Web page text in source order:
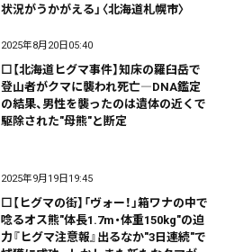
状況がうかがえる」〈北海道札幌市〉
2025年8月20日05:40
⬜【北海道ヒグマ事件】知床の羅臼岳で
登山者がクマに襲われ死亡―DNA鑑定
の結果、男性を襲ったのは遺体の近くで
駆除された"母熊"と断定
2025年9月19日19:45
⬜【ヒグマの街】「ヴォー！」箱ワナの中で
唸るオス熊"体長1.7m・体重150kg"の迫
力『ヒグマ注意報』出るなか"3日連続"で